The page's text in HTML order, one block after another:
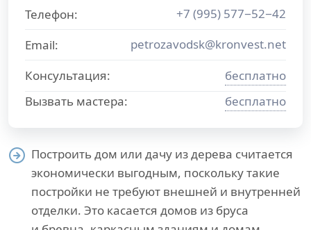
Телефон:
+7 (995) 577−52−42
Email:
petrozavodsk@kronvest.net
Консультация:
бесплатно
Вызвать мастера:
бесплатно
Построить дом или дачу из дерева считается
экономически выгодным, поскольку такие
постройки не требуют внешней и внутренней
отделки. Это касается домов из бруса